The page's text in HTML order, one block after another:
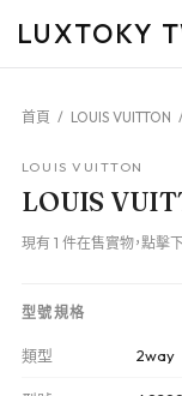
LUXTOKY
首頁 / LOUIS VUITTON
LOUIS VUITTON
LOUIS
現有 1 件在售實物，點擊
型號規格
類型 2way